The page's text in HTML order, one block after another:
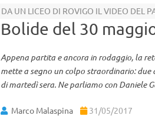
DA UN LICEO DI ROVIGO IL VIDEO DEL
Bolide del 30
Appena partita e ancora in rodaggio, la
mette a segno un colpo straordinario:
di martedì sera. Ne parliamo con Daniele
Marco Malaspina 31/05/2017